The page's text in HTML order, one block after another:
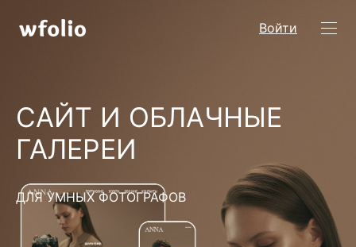
Войти
САЙТ И ОБЛАЧНЫЕ
ГАЛЕРЕИ
ДЛЯ УМНЫХ ФОТОГРАФОВ